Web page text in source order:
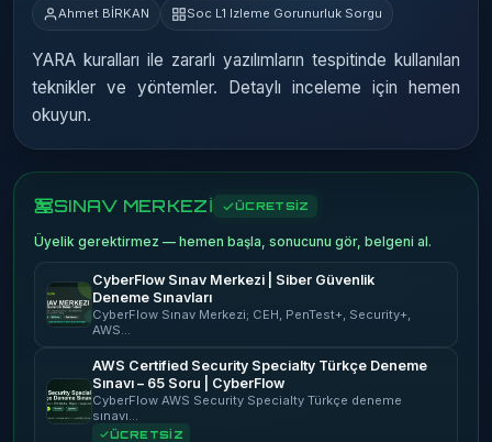
Ahmet BİRKAN Soc L1 Izleme Gorunurluk Sorgu
YARA kuralları ile zararlı yazılımların tespitinde kullanılan
teknikler ve yöntemler. Detaylı inceleme için hemen
okuyun.
SINAV MERKEZİ ÜCRETSİZ
Üyelik gerektirmez — hemen başla, sonucunu gör, belgeni al.
CyberFlow Sınav Merkezi | Siber Güvenlik
Deneme Sınavları
CyberFlow Sınav Merkezi; CEH, PenTest+, Security+,
AWS…
AWS Certified Security Specialty Türkçe Deneme
Sınavı – 65 Soru | CyberFlow
CyberFlow AWS Security Specialty Türkçe deneme
sınavı…
ÜCRETSİZ